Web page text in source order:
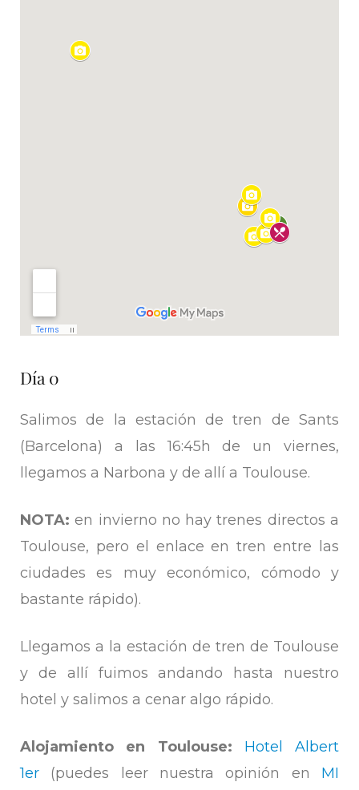
Día 0
Salimos de la estación de tren de Sants
(Barcelona) a las 16:45h de un viernes,
llegamos a Narbona y de allí a Toulouse.
NOTA: en invierno no hay trenes directos a
Toulouse, pero el enlace en tren entre las
ciudades es muy económico, cómodo y
bastante rápido).
Llegamos a la estación de tren de Toulouse
y de allí fuimos andando hasta nuestro
hotel y salimos a cenar algo rápido.
Alojamiento en Toulouse:
Hotel Albert
1er (puedes leer nuestra opinión en MI